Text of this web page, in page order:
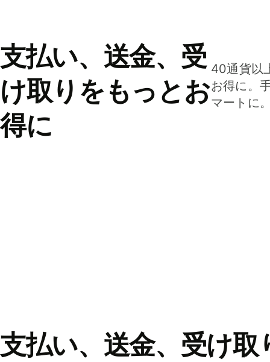
支払い、送金、受
け取りをもっとお
得に
40通貨以
お得に。
マートに
支払い、送金、受け取